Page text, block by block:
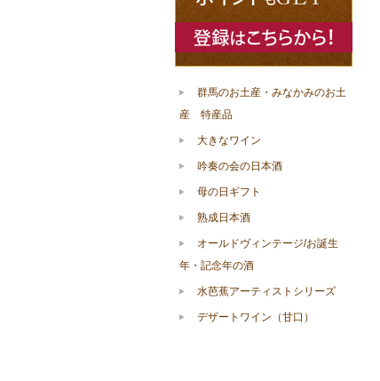
群馬のお土産・みなかみのお土
産 特産品
大きなワイン
吟奏の会の日本酒
母の日ギフト
熟成日本酒
オールドヴィンテージ/お誕生
年・記念年の酒
水芭蕉アーティストシリーズ
デザートワイン（甘口）